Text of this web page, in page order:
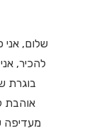
שלום,
אוהבת
מעדיפה